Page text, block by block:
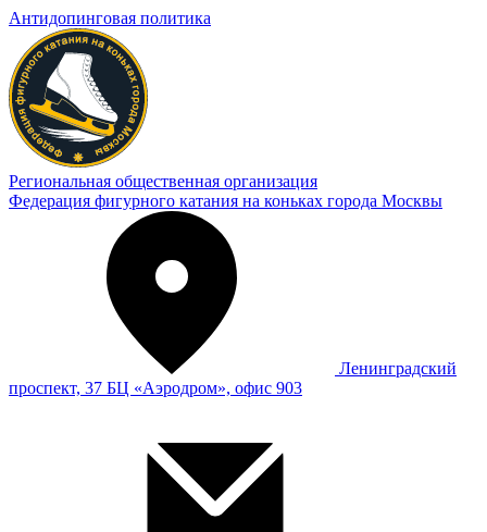
Антидопинговая политика
Региональная общественная организация
Федерация фигурного катания на коньках города Москвы
Ленинградский
проспект, 37 БЦ «Аэродром», офис 903